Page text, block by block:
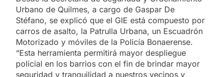
Urbano de Quilmes, a cargo de Gaspar De
Stéfano, se explicó que el GIE está compuesto por
carros de asalto, la Patrulla Urbana, un Escuadrón
Motorizado y móviles de la Policía Bonaerense.
“Esta herramienta permitirá mayor despliegue
policial en los barrios con el fin de brindar mayor
seguridad y tranquilidad a nuestros vecinos y